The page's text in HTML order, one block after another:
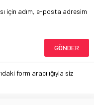
için adım, e-posta adresim
form aracılığıyla siz